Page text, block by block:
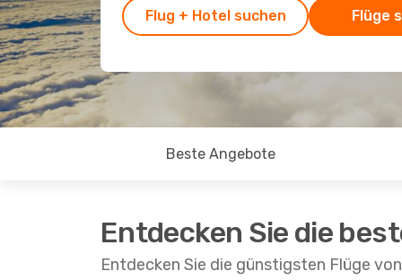
Flug + Hotel suchen Flüge
Beste Angebote
Entdecken Sie die
Entdecken Sie die günstigsten Flüge